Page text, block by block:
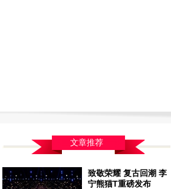
文章推荐
致敬荣耀 复古回潮 李
宁熊猫T重磅发布